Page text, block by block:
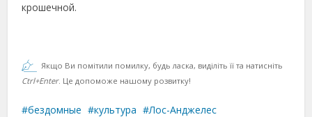
крошечной.
Якщо Ви помітили помилку, будь ласка, виділіть її та натисніть
Ctrl+Enter. Це допоможе нашому розвитку!
бездомные культура Лос-Анджелес